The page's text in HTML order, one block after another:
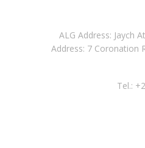
ALG Address: Jaych
Address: 7 Coronation
Tel.: